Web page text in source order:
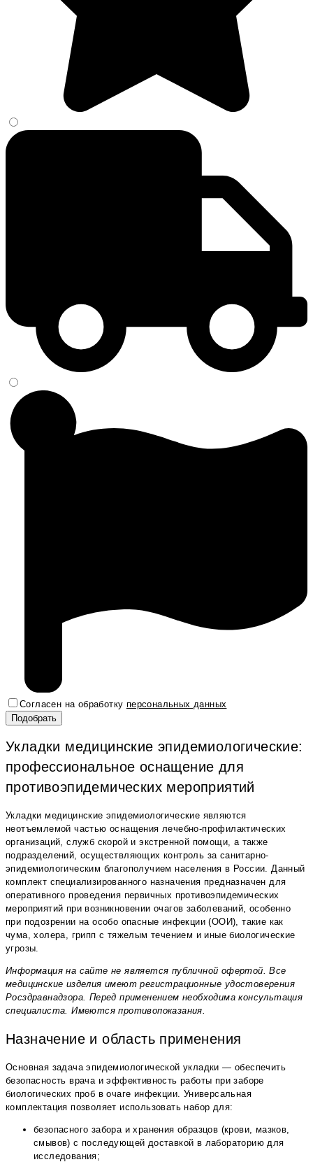
Согласен на обработку персональных данных
Укладки медицинские эпидемиологические:
профессиональное оснащение для
противоэпидемических мероприятий
Укладки медицинские эпидемиологические являются
неотъемлемой частью оснащения лечебно-профилактических
организаций, служб скорой и экстренной помощи, а также
подразделений, осуществляющих контроль за санитарно-
эпидемиологическим благополучием населения в России. Данный
комплект специализированного назначения предназначен для
оперативного проведения первичных противоэпидемических
мероприятий при возникновении очагов заболеваний, особенно
при подозрении на особо опасные инфекции (ООИ), такие как
чума, холера, грипп с тяжелым течением и иные биологические
угрозы.
Информация на сайте не является публичной офертой. Все
медицинские изделия имеют регистрационные удостоверения
Росздравнадзора. Перед применением необходима консультация
специалиста. Имеются противопоказания.
Назначение и область применения
Основная задача эпидемиологической укладки — обеспечить
безопасность врача и эффективность работы при заборе
биологических проб в очаге инфекции. Универсальная
комплектация позволяет использовать набор для:
безопасного забора и хранения образцов (крови, мазков,
смывов) с последующей доставкой в лабораторию для
исследования;